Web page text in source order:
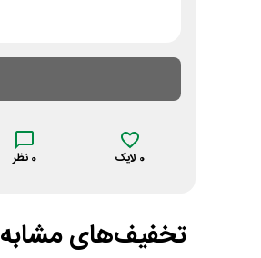
0 لایک 0 نظر
تخفیف‌های مشابه